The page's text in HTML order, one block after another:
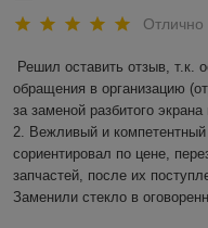
Отлично
Решил оставить отзыв, т.к.
обращения в организацию
за заменой разбитого
2. Вежливый и компетентный
сориентировал по цене,
запчастей, после их
Заменили стекло в